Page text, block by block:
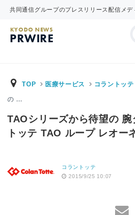
共同通信グループのプレスリリース配信メデ
KYODO NEWS
PRWIRE
TOP 医療サービス コラントッテ
の …
TAOシリーズから待望の 腕
トッテ TAO ループ レオー
コラントッテ
2015/9/25 10:07